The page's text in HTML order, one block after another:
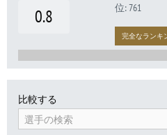
0.8
位: 761
完全なランキ
比較する
選手の検索